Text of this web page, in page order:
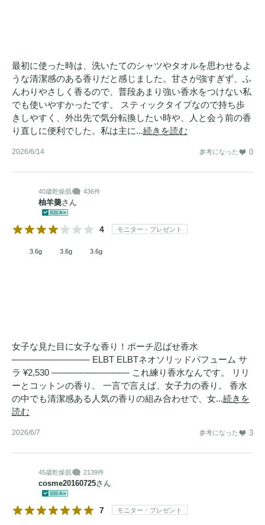
最初に使った時は、洗いたてのシャツやタオルを思わせるよ
うな清潔感のある香りだと感じました。甘さが強すぎず、ふ
んわりやさしく香るので、普段あまり強い香水をつけない私
でも使いやすかったです。 スティックタイプなので持ち歩
きしやすく、外出先で気分転換したい時や、人と会う前の香
り直しに便利でした。私は主に...続きを読む
2026/6/14 参考になった 0
40歳乾燥肌 436件
柚羊羮さん
4 モニター・プレゼント
3.6g 3.6g 3.6g
女子な見た目に女子な香り！ポーチ忍ばせ香水
──────────── ELBT ELBTネオソリッドパフューム サ
ラ ¥2,530 ──────────── これ練り香水なんです。 リリ
ーとコットンの香り。 一言で言えば、女子力の香り。 香水
の中でも清潔感ある人気の香りの組み合わせで、女...続きを
読む
2026/6/7 参考になった 3
45歳乾燥肌 2139件
cosme20160725さん
7 モニター・プレゼント